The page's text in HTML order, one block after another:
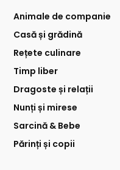
Animale de companie
Casă și grădină
Rețete culinare
Timp liber
Dragoste și relații
Nunți și mirese
Sarcină & Bebe
Părinți și copii